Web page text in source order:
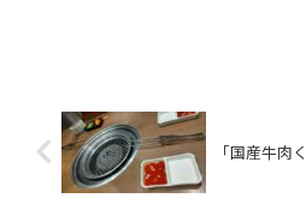
「国産牛肉